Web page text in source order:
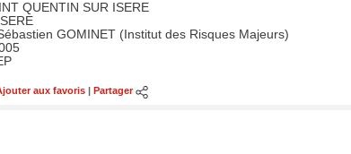
QUENTIN SUR ISERE
ISERE
GOMINET (Institut des Risques Majeurs)
aux favoris Partager